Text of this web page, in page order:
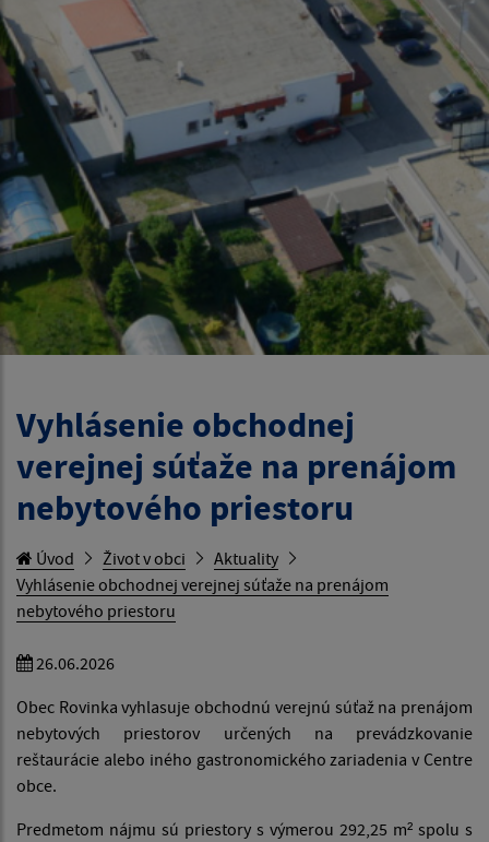
Vyhlásenie obchodnej
verejnej súťaže na prenájom
nebytového priestoru
Úvod Život v obci
Aktuality
Vyhlásenie obchodnej verejnej súťaže na prenájom
nebytového priestoru
26.06.2026
Obec Rovinka vyhlasuje obchodnú verejnú súťaž na prenájom
nebytových priestorov určených na prevádzkovanie
reštaurácie alebo iného gastronomického zariadenia v Centre
obce.
Predmetom nájmu sú priestory s výmerou 292,25 m² spolu s